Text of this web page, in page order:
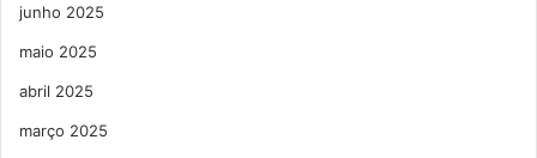
junho 2025
maio 2025
abril 2025
março 2025